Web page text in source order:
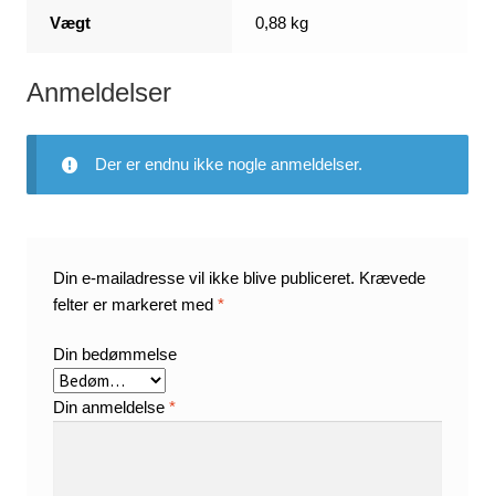
Vægt 0,88 kg
Anmeldelser
Der er endnu ikke nogle anmeldelser.
Din e-mailadresse vil ikke blive publiceret. Krævede
felter er markeret med*
Din bedømmelse
Din anmeldelse*